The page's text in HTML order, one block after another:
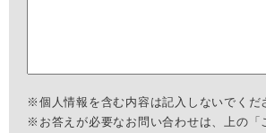
※個人情報を含む内容は記入しないでくだ
※お答えが必要なお問い合わせは、上の「